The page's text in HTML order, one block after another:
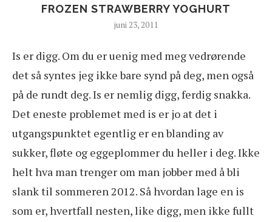
FROZEN STRAWBERRY YOGHURT
juni 23, 2011
Is er digg. Om du er uenig med meg vedrørende
det så syntes jeg ikke bare synd på deg, men også
på de rundt deg. Is er nemlig digg, ferdig snakka.
Det eneste problemet med is er jo at det i
utgangspunktet egentlig er en blanding av
sukker, fløte og eggeplommer du heller i deg. Ikke
helt hva man trenger om man jobber med å bli
slank til sommeren 2012. Så hvordan lage en is
som er, hvertfall nesten, like digg, men ikke fullt